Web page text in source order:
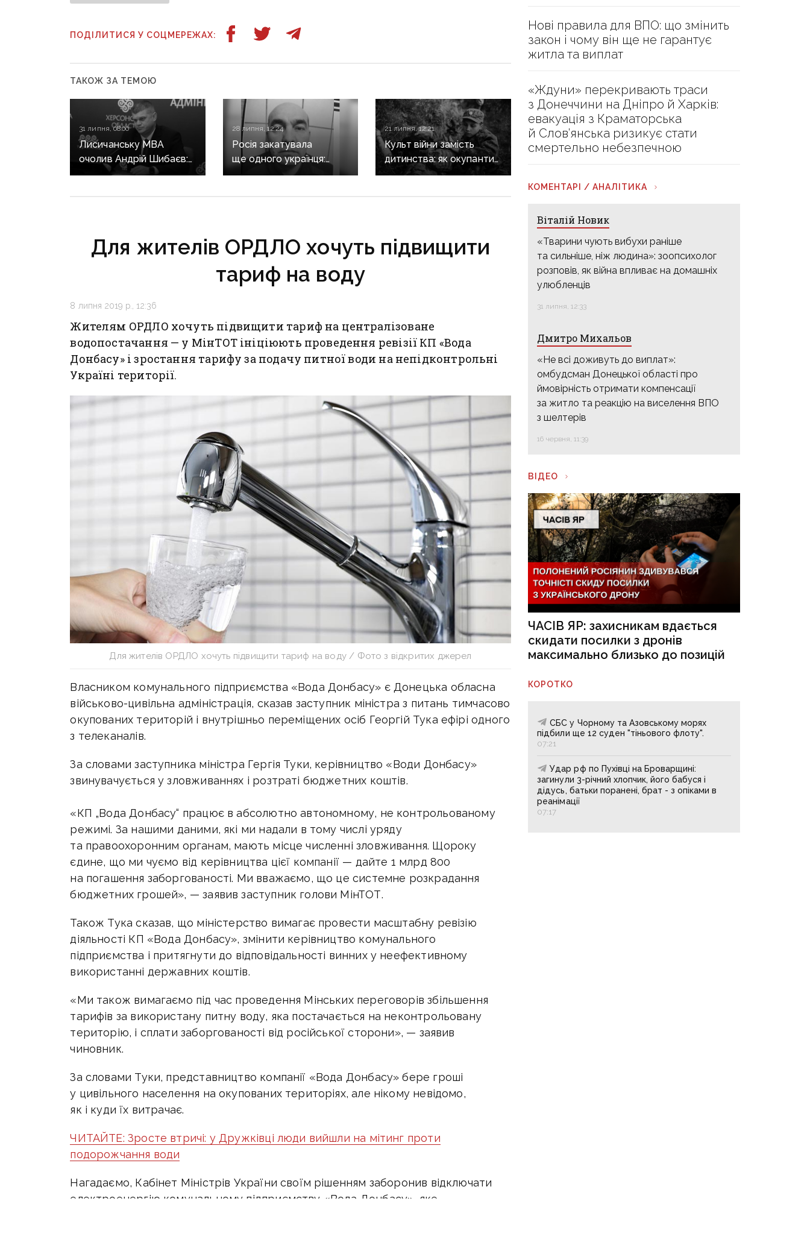
ПОДІЛИТИСЯ У СОЦМЕРЕЖАХ:
ТАКОЖ ЗА ТЕМОЮ
31 липня, 08:00
Лисичанську МВА
очолив Андрій Шибаєв:
що відомо про нового
28 липня, 12:24
Росія закатувала
ще одного українця:
у колонії помер
21 липня, 12:21
Культ війни замість
дитинства: як окупанти
через табори
Для жителів ОРДЛО хочуть підвищити
тариф на воду
8 липня 2019 р., 12:36
Жителям ОРДЛО хочуть підвищити тариф на централізоване
водопостачання — у МінТОТ ініціюють проведення ревізії КП «Вода
Донбасу» і зростання тарифу за подачу питної води на непідконтрольні
Україні території.
Для жителів ОРДЛО хочуть підвищити тариф на воду / Фото з відкритих джерел
Власником комунального підприємства «Вода Донбасу» є Донецька обласна
військово-цивільна адміністрація, сказав заступник міністра з питань тимчасово
окупованих територій і внутрішньо переміщених осіб Георгій Тука ефірі одного
з телеканалів.
За словами заступника міністра Гергія Туки, керівництво «Води Донбасу»
звинувачується у зловживаннях і розтраті бюджетних коштів.
«КП „Вода Донбасу“ працює в абсолютно автономному, не контрольованому
режимі. За нашими даними, які ми надали в тому числі уряду
та правоохоронним органам, мають місце численні зловживання. Щороку
єдине, що ми чуємо від керівництва цієї компанії — дайте 1 млрд 800
на погашення заборгованості. Ми вважаємо, що це системне розкрадання
бюджетних грошей», — заявив заступник голови МінТОТ.
Також Тука сказав, що міністерство вимагає провести масштабну ревізію
діяльності КП «Вода Донбасу», змінити керівництво комунального
підприємства і притягнути до відповідальності винних у неефективному
використанні державних коштів.
«Ми також вимагаємо під час проведення Мінських переговорів збільшення
тарифів за використану питну воду, яка постачається на неконтрольовану
територію, і сплати заборгованості від російської сторони», — заявив
чиновник.
За словами Туки, представництво компанії «Вода Донбасу» бере гроші
у цивільного населення на окупованих територіях, але нікому невідомо,
як і куди їх витрачає.
ЧИТАЙТЕ: Зросте втричі: у Дружківці люди вийшли на мітинг проти
подорожчання води
Нагадаємо, Кабінет Міністрів України своїм рішенням заборонив відключати
електроенергію комунальному підприємству «Вода Донбасу», яке
Нові правила для ВПО: що змінить
закон і чому він ще не гарантує
житла та виплат
«Ждуни» перекривають траси
з Донеччини на Дніпро й Харків:
евакуація з Краматорська
й Слов’янська ризикує стати
смертельно небезпечною
КОМЕНТАРІ / АНАЛІТИКА
Віталій Новик
«Тварини чують вибухи раніше
та сильніше, ніж людина»: зоопсихолог
розповів, як війна впливає на домашніх
улюбленців
31 липня, 12:33
Дмитро Михальов
«Не всі доживуть до виплат»:
омбудсман Донецької області про
ймовірність отримати компенсації
за житло та реакцію на виселення ВПО
з шелтерів
16 червня, 11:39
ВІДЕО
ЧАСІВ ЯР: захисникам вдається
скидати посилки з дронів
максимально близько до позицій
КОРОТКО
СБС у Чорному та Азовському морях
підбили ще 12 суден "тіньового флоту".
07:21
Удар рф по Пухівці на Броварщині:
загинули 3-річний хлопчик, його бабуся і
дідусь, батьки поранені, брат - з опіками в
реанімації
07:17